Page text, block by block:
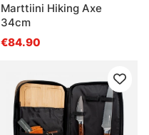
Marttiini Hiking Axe
34cm
€84.90